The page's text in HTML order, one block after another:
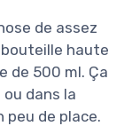
de assez
haute
de 500 ml. Ça
dans la
peu de place.